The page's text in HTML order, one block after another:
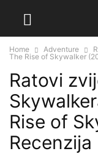
Home Adventure
The Rise of Skywalker
Ratovi
Rise of
Recenzija